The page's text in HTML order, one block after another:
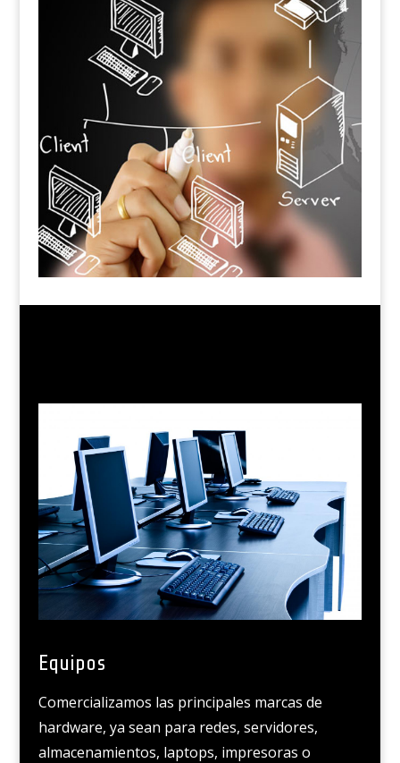
Equipos
Comercializamos las principales marcas de
hardware, ya sean para redes, servidores,
almacenamientos, laptops, impresoras o